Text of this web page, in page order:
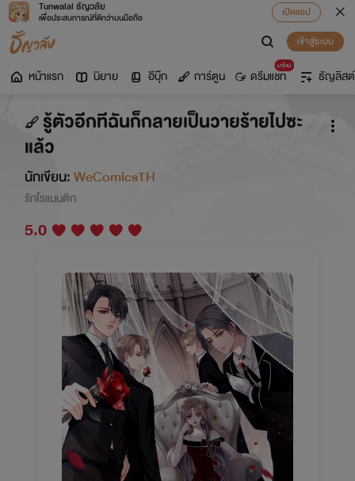
Tunwalai ธัญวลัย
เพื่อประสบการณ์ที่ดีกว่าบนมือถือ
เปิดแอป
เข้าสู่ระบบ
หน้าแรก นิยาย อีบุ๊ก การ์ตูน
มาใหม่
ดรีมแชท ธัญลิสต์
รู้ตัวอีกทีฉันก็กลายเป็นวายร้ายไปซะ
แล้ว
นักเขียน:WeComicsTH
รักโรแมนติก
5.0